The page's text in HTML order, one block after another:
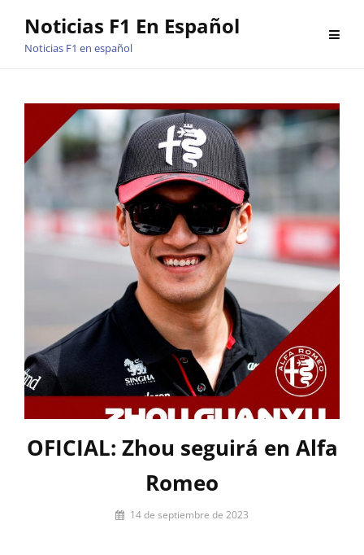
Noticias F1 En Español
Noticias F1 en español
OFICIAL: Zhou seguirá en Alfa
Romeo
Por 14 de septiembre de 2023